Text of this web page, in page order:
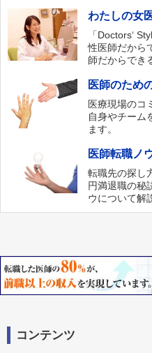
わたしの女
「Doctors‘
性医師だから
師だからでき
医師のため
医療現場のコ
自身やチーム
ます。
医師転職ノ
転職先の探し
円満退職の秘
ウについて解
コンテンツ